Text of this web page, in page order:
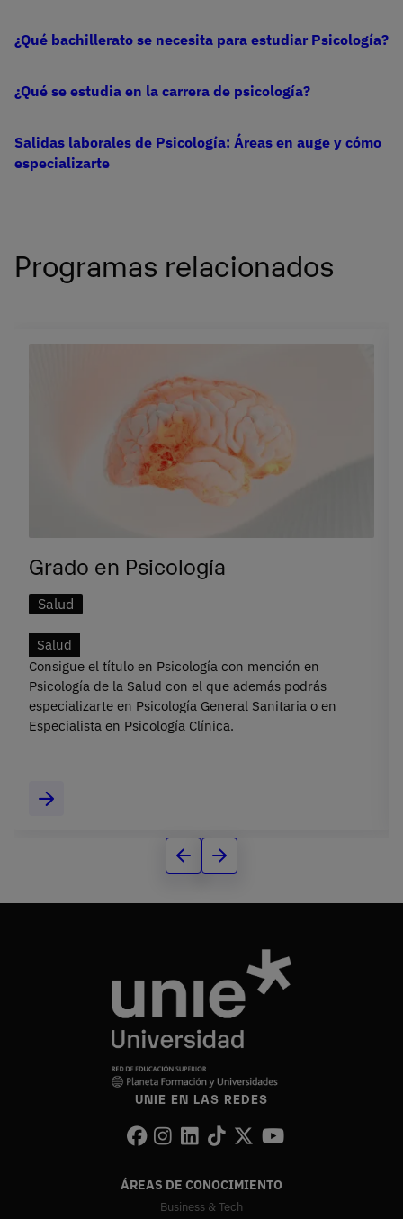
¿Qué bachillerato se necesita para estudiar Psicología?
¿Qué se estudia en la carrera de psicología?
Salidas laborales de Psicología: Áreas en auge y cómo
especializarte
Programas relacionados
Grado en Psicología
Salud
Salud
Consigue el título en Psicología con mención en
Psicología de la Salud con el que además podrás
especializarte en Psicología General Sanitaria o en
Especialista en Psicología Clínica.
UNIE EN LAS REDES
ÁREAS DE CONOCIMIENTO
Business & Tech